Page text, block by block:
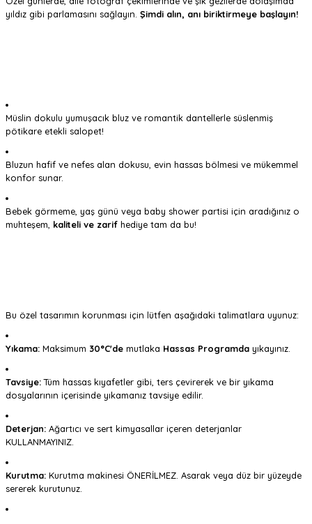
yıldız gibi parlamasını sağlayın. Şimdi alın, anı biriktirmeye başlayın!
Müslin dokulu yumuşacık bluz ve romantik dantellerle süslenmiş
pötikare etekli salopet!
Bluzun hafif ve nefes alan dokusu, evin hassas bölmesi ve mükemmel
konfor sunar.
Bebek görmeme, yaş günü veya baby shower partisi için aradığınız o
muhteşem, kaliteli ve zarif hediye tam da bu!
Bu özel tasarımın korunması için lütfen aşağıdaki talimatlara uyunuz:
Yıkama: Maksimum 30°C'de mutlaka Hassas Programda yıkayınız.
Tavsiye:Tüm hassas kıyafetler gibi, ters çevirerek ve bir yıkama
dosyalarının içerisinde yıkamanız tavsiye edilir.
Deterjan: Ağartıcı ve sert kimyasallar içeren deterjanlar
KULLANMAYINIZ.
Kurutma: Kurutma makinesi ÖNERİLMEZ. Asarak veya düz bir yüzeyde
sererek kurutunuz.